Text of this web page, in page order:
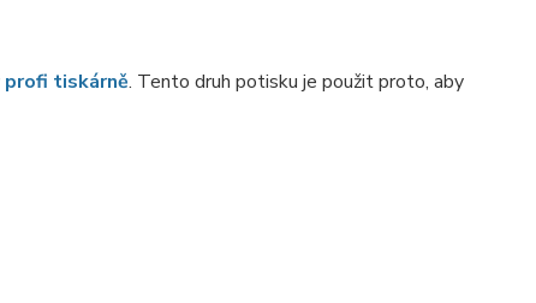
profi tiskárně. Tento druh potisku je použit proto, aby